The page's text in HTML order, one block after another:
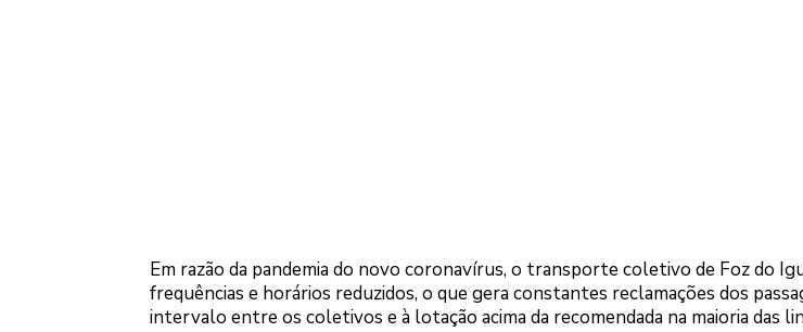
Em razão da pandemia do novo coronavírus, o transporte coletivo de Foz do
frequências e horários reduzidos, o que gera constantes reclamações dos
intervalo entre os coletivos e à lotação acima da recomendada na maioria das